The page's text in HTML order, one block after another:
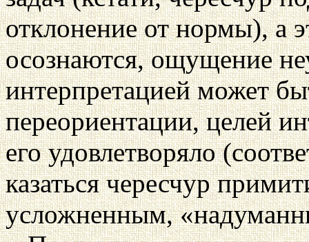
отклонение от нормы), а
осознаются, ощущение
интерпретацией может
переориентации, целей
его удовлетворяло
казаться чересчур
усложненным,